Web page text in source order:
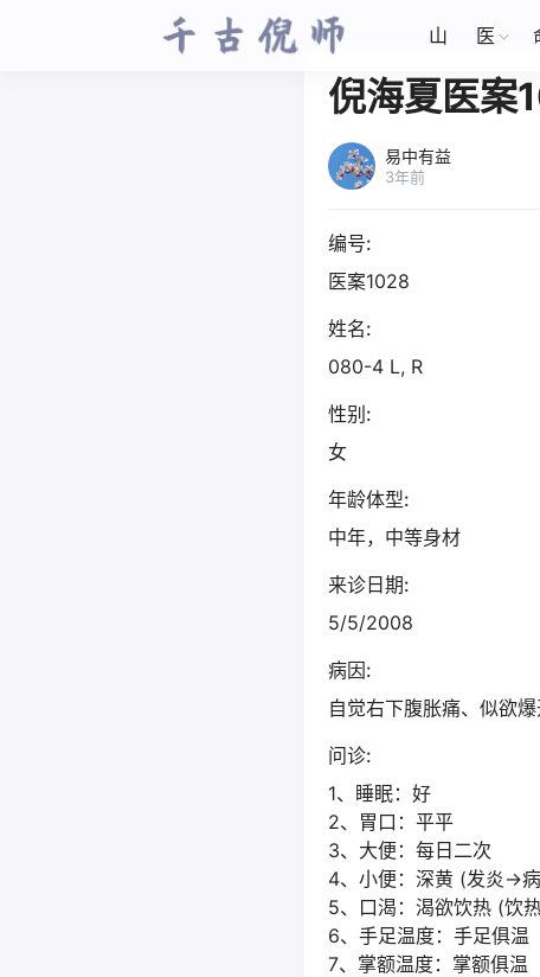
山 医
倪海夏医案
易中有益
3年前
编号:
医案1028
姓名:
080-4 L, R
性别:
女
年龄体型:
中年，中等身材
来诊日期:
5/5/2008
病因:
自觉右下腹胀痛、似欲
问诊:
1、睡眠：好
2、胃口：平平
3、大便：每日二次
4、小便：深黄 (发炎→
5、口渴：渴欲饮热 (饮
6、手足温度：手足俱温
7、掌额温度：掌额俱温